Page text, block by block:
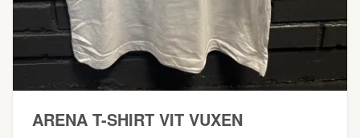
ARENA T-SHIRT VIT VUXEN